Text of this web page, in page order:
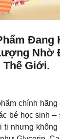
Đang
Nhờ
Thế Giới.
chính
bé học sinh
ti nhưng